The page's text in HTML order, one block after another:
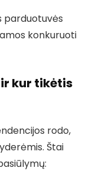
parduotuvės
konkuruoti
kur tikėtis
rodo,
Štai